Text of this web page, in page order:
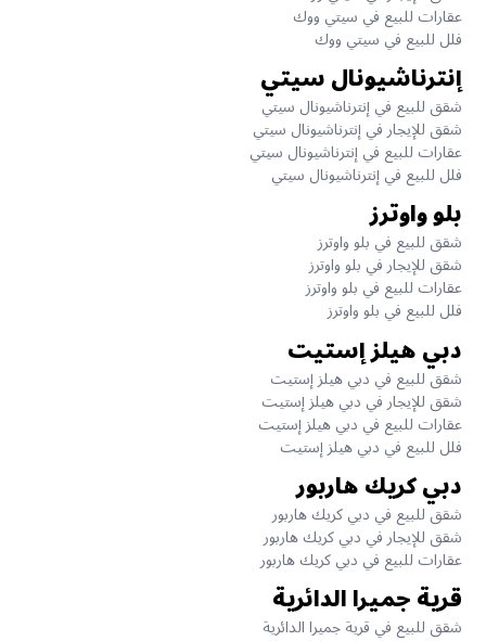
عقارات للبيع في سيتي ووك
فلل للبيع في سيتي ووك
إنترناشيونال سيتي
شقق للبيع في إنترناشيونال سيتي
شقق للإيجار في إنترناشيونال سيتي
عقارات للبيع في إنترناشيونال سيتي
فلل للبيع في إنترناشيونال سيتي
بلو واوترز
شقق للبيع في بلو واوترز
شقق للإيجار في بلو واوترز
عقارات للبيع في بلو واوترز
فلل للبيع في بلو واوترز
دبي هيلز إستيت
شقق للبيع في دبي هيلز إستيت
شقق للإيجار في دبي هيلز إستيت
عقارات للبيع في دبي هيلز إستيت
فلل للبيع في دبي هيلز إستيت
دبي كريك هاربور
شقق للبيع في دبي كريك هاربور
شقق للإيجار في دبي كريك هاربور
عقارات للبيع في دبي كريك هاربور
قرية جميرا الدائرية
شقق للبيع في قرية جميرا الدائرية